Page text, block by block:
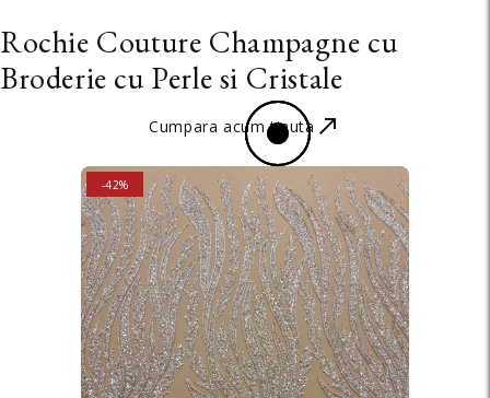
Rochie Couture Champagne cu
Broderie cu Perle si Cristale
Cumpara acum tinuta
SALE
-42%
STOC EPUIZAT